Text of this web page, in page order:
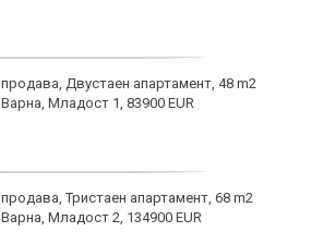
продава, Двустаен апартамент, 48 m2
Варна, Младост 1, 83900 EUR
продава, Тристаен апартамент, 68 m2
Варна, Младост 2, 134900 EUR